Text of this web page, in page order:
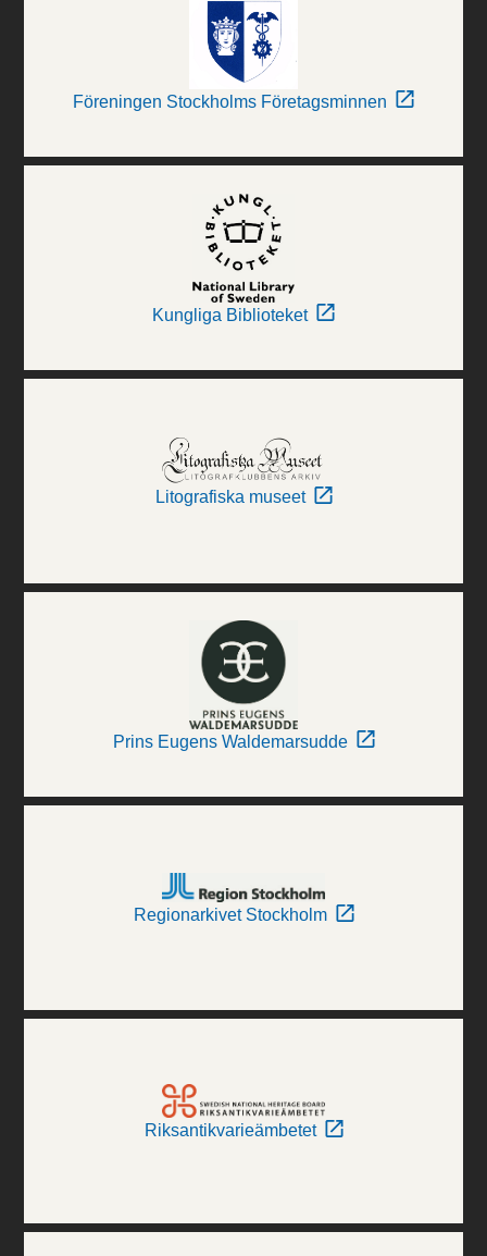
Föreningen Stockholms Företagsminnen
Kungliga Biblioteket
Litografiska museet
Prins Eugens Waldemarsudde
Regionarkivet Stockholm
Riksantikvarieämbetet